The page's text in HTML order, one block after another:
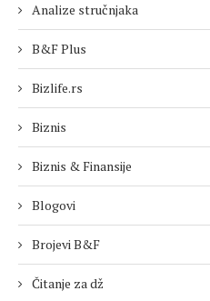
Analize stručnjaka
B&F Plus
Bizlife.rs
Biznis
Biznis & Finansije
Blogovi
Brojevi B&F
Čitanje za dž